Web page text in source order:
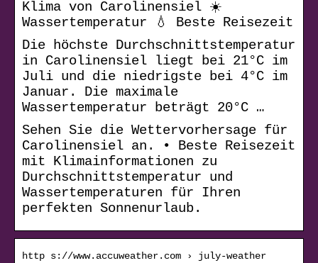
Klima von Carolinensiel ☀️
Wassertemperatur 💧 Beste Reisezeit
Die höchste Durchschnittstemperatur
in Carolinensiel liegt bei 21°C im
Juli und die niedrigste bei 4°C im
Januar. Die maximale
Wassertemperatur beträgt 20°C …
Sehen Sie die Wettervorhersage für
Carolinensiel an. • Beste Reisezeit
mit Klimainformationen zu
Durchschnittstemperatur und
Wassertemperaturen für Ihren
perfekten Sonnenurlaub.
http s://www.accuweather.com › july-weather